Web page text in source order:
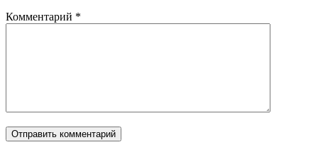
Комментарий *